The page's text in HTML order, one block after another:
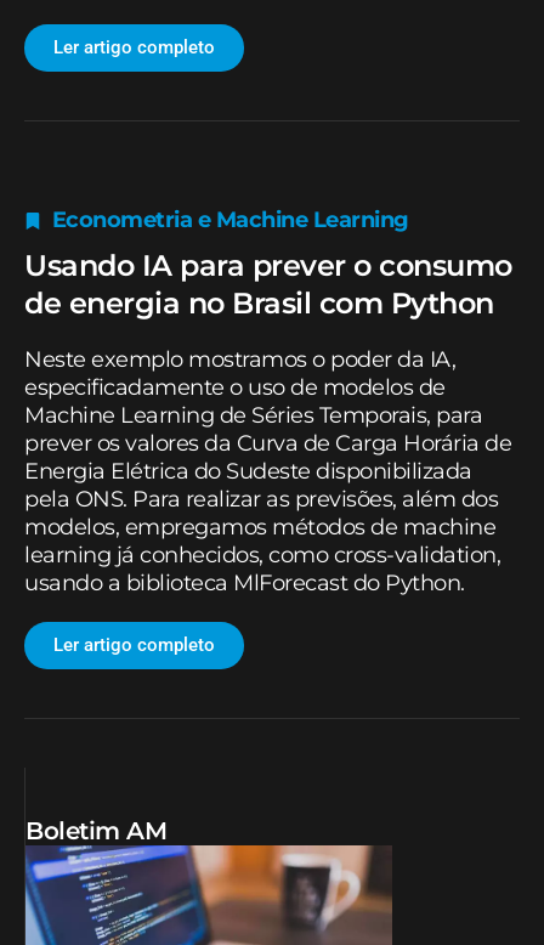
Ler artigo completo
Econometria e Machine Learning
Usando IA para prever o consumo
de energia no Brasil com Python
Neste exemplo mostramos o poder da IA,
especificadamente o uso de modelos de
Machine Learning de Séries Temporais, para
prever os valores da Curva de Carga Horária de
Energia Elétrica do Sudeste disponibilizada
pela ONS. Para realizar as previsões, além dos
modelos, empregamos métodos de machine
learning já conhecidos, como cross-validation,
usando a biblioteca MlForecast do Python.
Ler artigo completo
Boletim AM